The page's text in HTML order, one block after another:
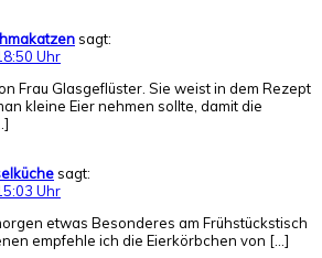
sagt:
Uhr
Frau Glasgeflüster. Sie weist in dem Rezept
kleine Eier nehmen sollte, damit die
sagt:
Uhr
etwas Besonderes am Frühstückstisch
empfehle ich die Eierkörbchen von […]